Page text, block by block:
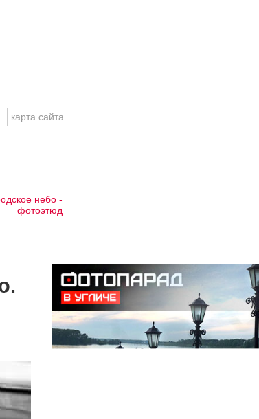
карта сайта
небо -
фотоэтюд